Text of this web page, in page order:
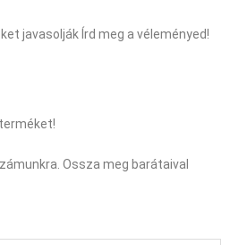
javasolják Írd meg a véleményed!
Ossza meg barátaival